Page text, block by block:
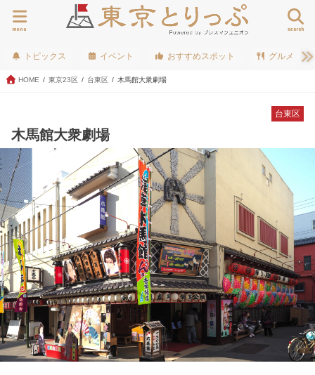
search
menu
トピックス イベント おすすめスポット グルメ
HOME 東京23区 台東区 木馬館大衆劇場
台東区
木馬館大衆劇場